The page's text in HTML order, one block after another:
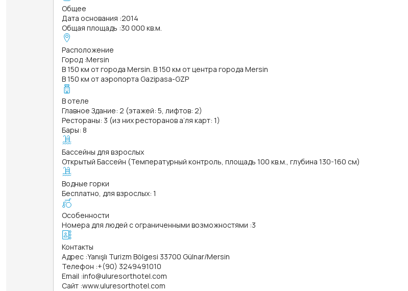
Общее
Дата основания :2014
Общая площадь :30 000 кв.м.
Расположение
Город :Mersin
В 150 км от города Mersin. В 150 км от центра города Mersin
В 150 км от аэропорта Gazipasa-GZP
В отеле
Главное Здание: 2 (этажей: 5, лифтов: 2)
Рестораны: 3 (из них ресторанов а’ля карт: 1)
Бары: 8
Бассейны для взрослых
Открытый Бассейн (Температурный контроль, площадь 100 кв.м., глубина 130-160 см)
Водные горки
Бесплатно, для взрослых: 1
Особенности
Номера для людей с ограниченными возможностями :3
Контакты
Адрес :Yanışlı Turizm Bölgesi 33700 Gülnar/Mersin
Телефон :+(90) 3249491010
Email :info@uluresorthotel.com
Сайт :www.uluresorthotel.com